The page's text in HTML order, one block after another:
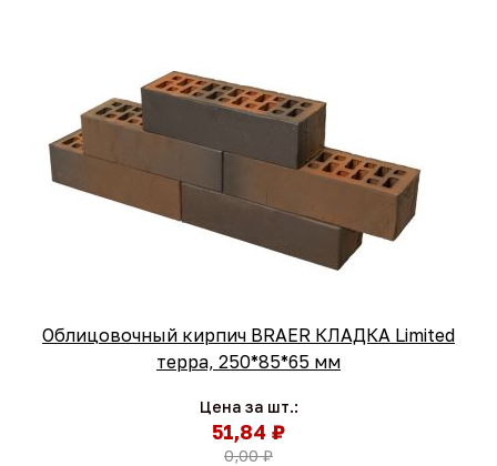
Облицовочный кирпич BRAER КЛАДКА Limited
терра, 250*85*65 мм
Цена за шт.:
51,84 ₽
0,00 ₽